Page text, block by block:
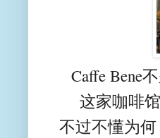
Caffe Bene
这家咖啡
不过不懂为何